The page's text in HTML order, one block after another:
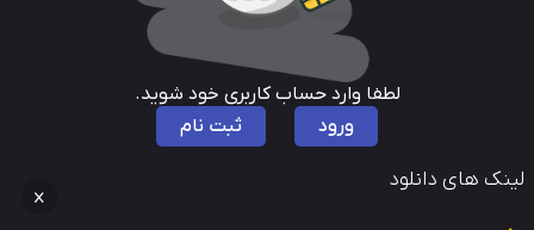
لطفا وارد حساب کاربری خود شوید.
ورود
ثبت نام
های دانلود